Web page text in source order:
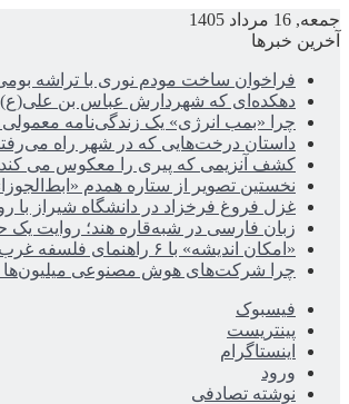
جمعه, 16 مرداد 1405
آخرین خبرها
فراخوان ساخت مودم نوری با تراشه
دهکده‌ای که شهردارش عباس بن
چرا «بمب انرژی» یک زندگی‌نامه
داستان درخت‌هایی که در شهر راه
کشف آنزیمی که پیری را معکوس می کند
نخستین تصویر از ستاره همدم
غزل فروغ فرخزاد در دانشگاه شیراز با
زبان فارسی در شبه‌قاره هند؛ روایت یک
«امکان اندیشه» با ۶ راهنمای فلسفه غرب رونمایی شد
چرا شرکت‌های هوش مصنوعی میلیون‌ها
فیسبوک
پینتریست
اینستاگرام
ورود
نوشته تصادفی